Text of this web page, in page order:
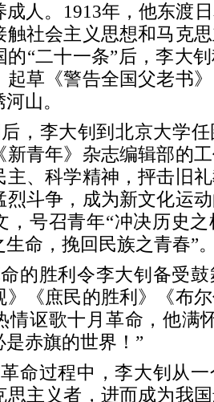
人。1913年，他东渡
触社会主义思想和马克
的“二十一条”后，李大
起草《警告全国父老书
山。
，李大钊到北京大学
新青年》杂志编辑部的
主、科学精神，抨击旧
烈斗争，成为新文化运
，号召青年“冲决历史
命，挽回民族之青春”
的胜利令李大钊备受
》《庶民的胜利》《布
情讴歌十月革命，他满
赤旗的世界！”
命过程中，李大钊从
思主义者，进而成为我